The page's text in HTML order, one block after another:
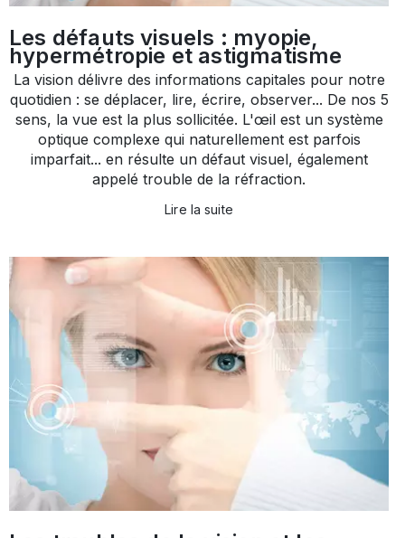
Les défauts visuels : myopie,
hypermétropie et astigmatisme
La vision délivre des informations capitales pour notre
quotidien : se déplacer, lire, écrire, observer... De nos 5
sens, la vue est la plus sollicitée. L'œil est un système
optique complexe qui naturellement est parfois
imparfait... en résulte un défaut visuel, également
appelé trouble de la réfraction.
Lire la suite